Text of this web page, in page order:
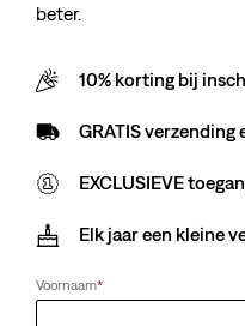
beter.
10% korting bij
GRATIS verzending
EXCLUSIEVE
Elk jaar een kleine
Voornaam*